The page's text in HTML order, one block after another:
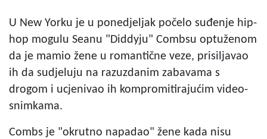
U New Yorku je u ponedjeljak počelo suđenje hip-
hop mogulu Seanu "Diddyju" Combsu optuženom
da je mamio žene u romantične veze, prisiljavao
ih da sudjeluju na razuzdanim zabavama s
drogom i ucjenivao ih kompromitirajućim video-
snimkama.
Combs je "okrutno napadao" žene kada nisu